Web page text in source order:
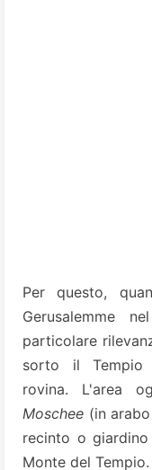
Per questo,
Gerusalemme
particolare
sorto il Tempio
rovina. L'area
Moschee (in arabo
recinto o
Monte del Tempio.